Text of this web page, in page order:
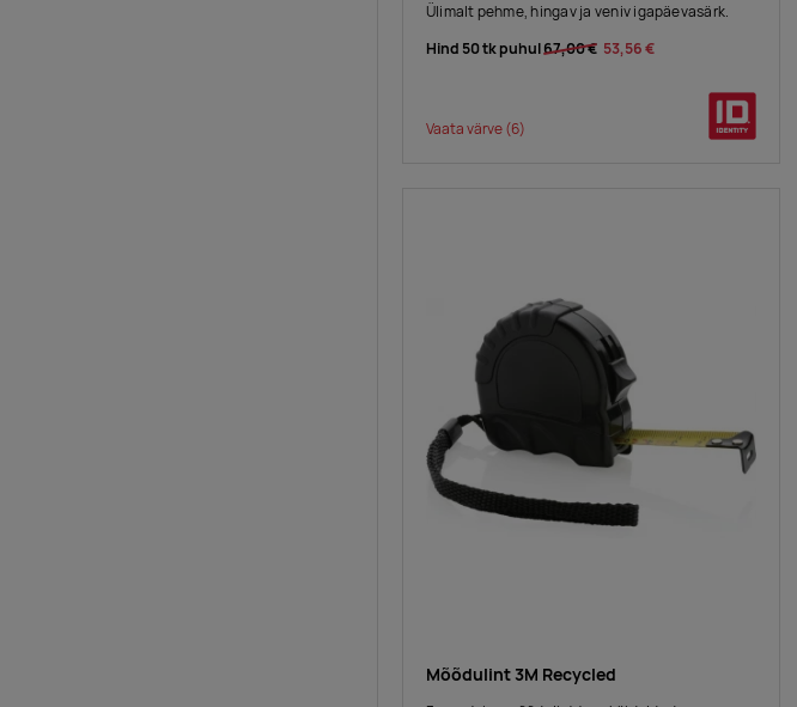
Ülimalt pehme, hingav ja veniv igapäevasärk.
Hind 50 tk puhul67,00 € 53,56 €
Vaata värve(6)
Mõõdulint 3M Recycled